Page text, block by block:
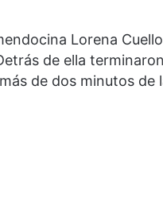
Lorena
de ella
de dos minutos de